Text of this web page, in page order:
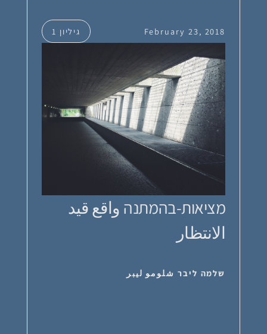
February 23, 2018 גיליון 1
מציאות-בהמתנה واقع قيد
الانتظار
שלמה ליבר شلومو ليبر